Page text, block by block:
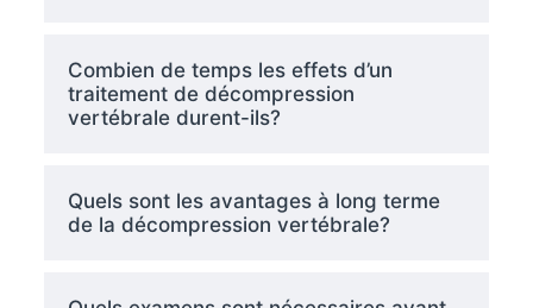
Combien de temps les effets d’un
traitement de décompression
vertébrale durent-ils?
Quels sont les avantages à long terme
de la décompression vertébrale?